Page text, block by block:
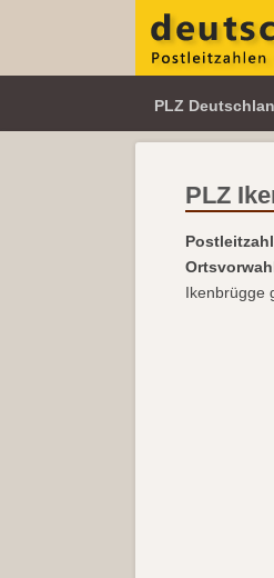
PLZ
PLZ
Ikenbrügge